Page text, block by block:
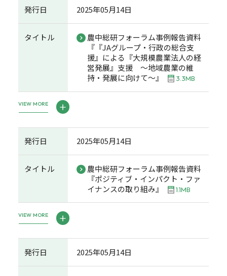
発行日 2025年05月14日
タイトル
農中総研フォーラム事例報告資料
『『JAグループ・行政の総合支
援』による『大規模農業法人の経
営発展』支援 ～地域農業の維
持・発展に向けて～』
3.3MB
VIEW MORE
発行日 2025年05月14日
タイトル
農中総研フォーラム事例報告資料
『ポジティブ・インパクト・ファ
イナンスの取り組み』
1.1MB
VIEW MORE
発行日 2025年05月14日